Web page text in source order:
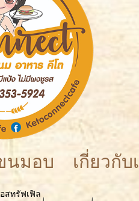
นมอบ เกี่ยวกั
สทรัฟเฟิล